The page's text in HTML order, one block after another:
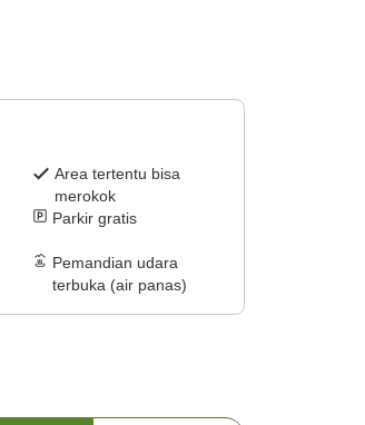
Area tertentu bisa
merokok
Parkir gratis
Pemandian udara
terbuka (air panas)